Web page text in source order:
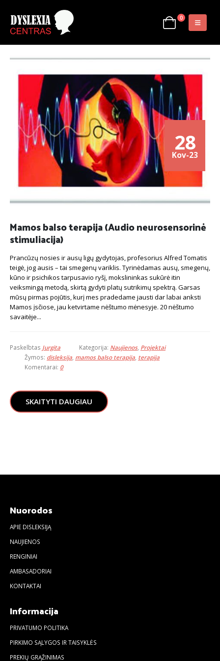
0
28
Kov-23
Mamos balso terapija (Audio neurosensorinė
stimuliacija)
Prancūzų nosies ir ausų ligų gydytojas, profesorius Alfred Tomatis
teigė, jog ausis – tai smegenų variklis. Tyrinėdamas ausų, smegenų,
kūno ir psichikos tarpusavio ryšį, mokslininkas sukūrė itin
veiksmingą metodą, skirtą gydyti platų sutrikimų spektrą. Garsas
mūsų pirmas pojūtis, kurį mes pradedame jausti dar labai anksti
Mamos įsčiose, jau ketvirtame nėštumo mėnesyje. 20 nėštumo
savaitėje...
Paskelbtas Jurgita Kategorija: Naujienos, Projektai
Žymos: disleksija mamos balso terapija terapija
Komentarai: 0
SKAITYTI DAUGIAU
Nuorodos
APIE DISLEKSIJĄ
NAUJIENOS
RENGINIAI
AMBASADORIAI
KONTAKTAI
Informacija
PRIVATUMO POLITIKA
PIRKIMO SĄLYGOS IR TAISYKLĖS
PREKIŲ GRĄŽINIMAS